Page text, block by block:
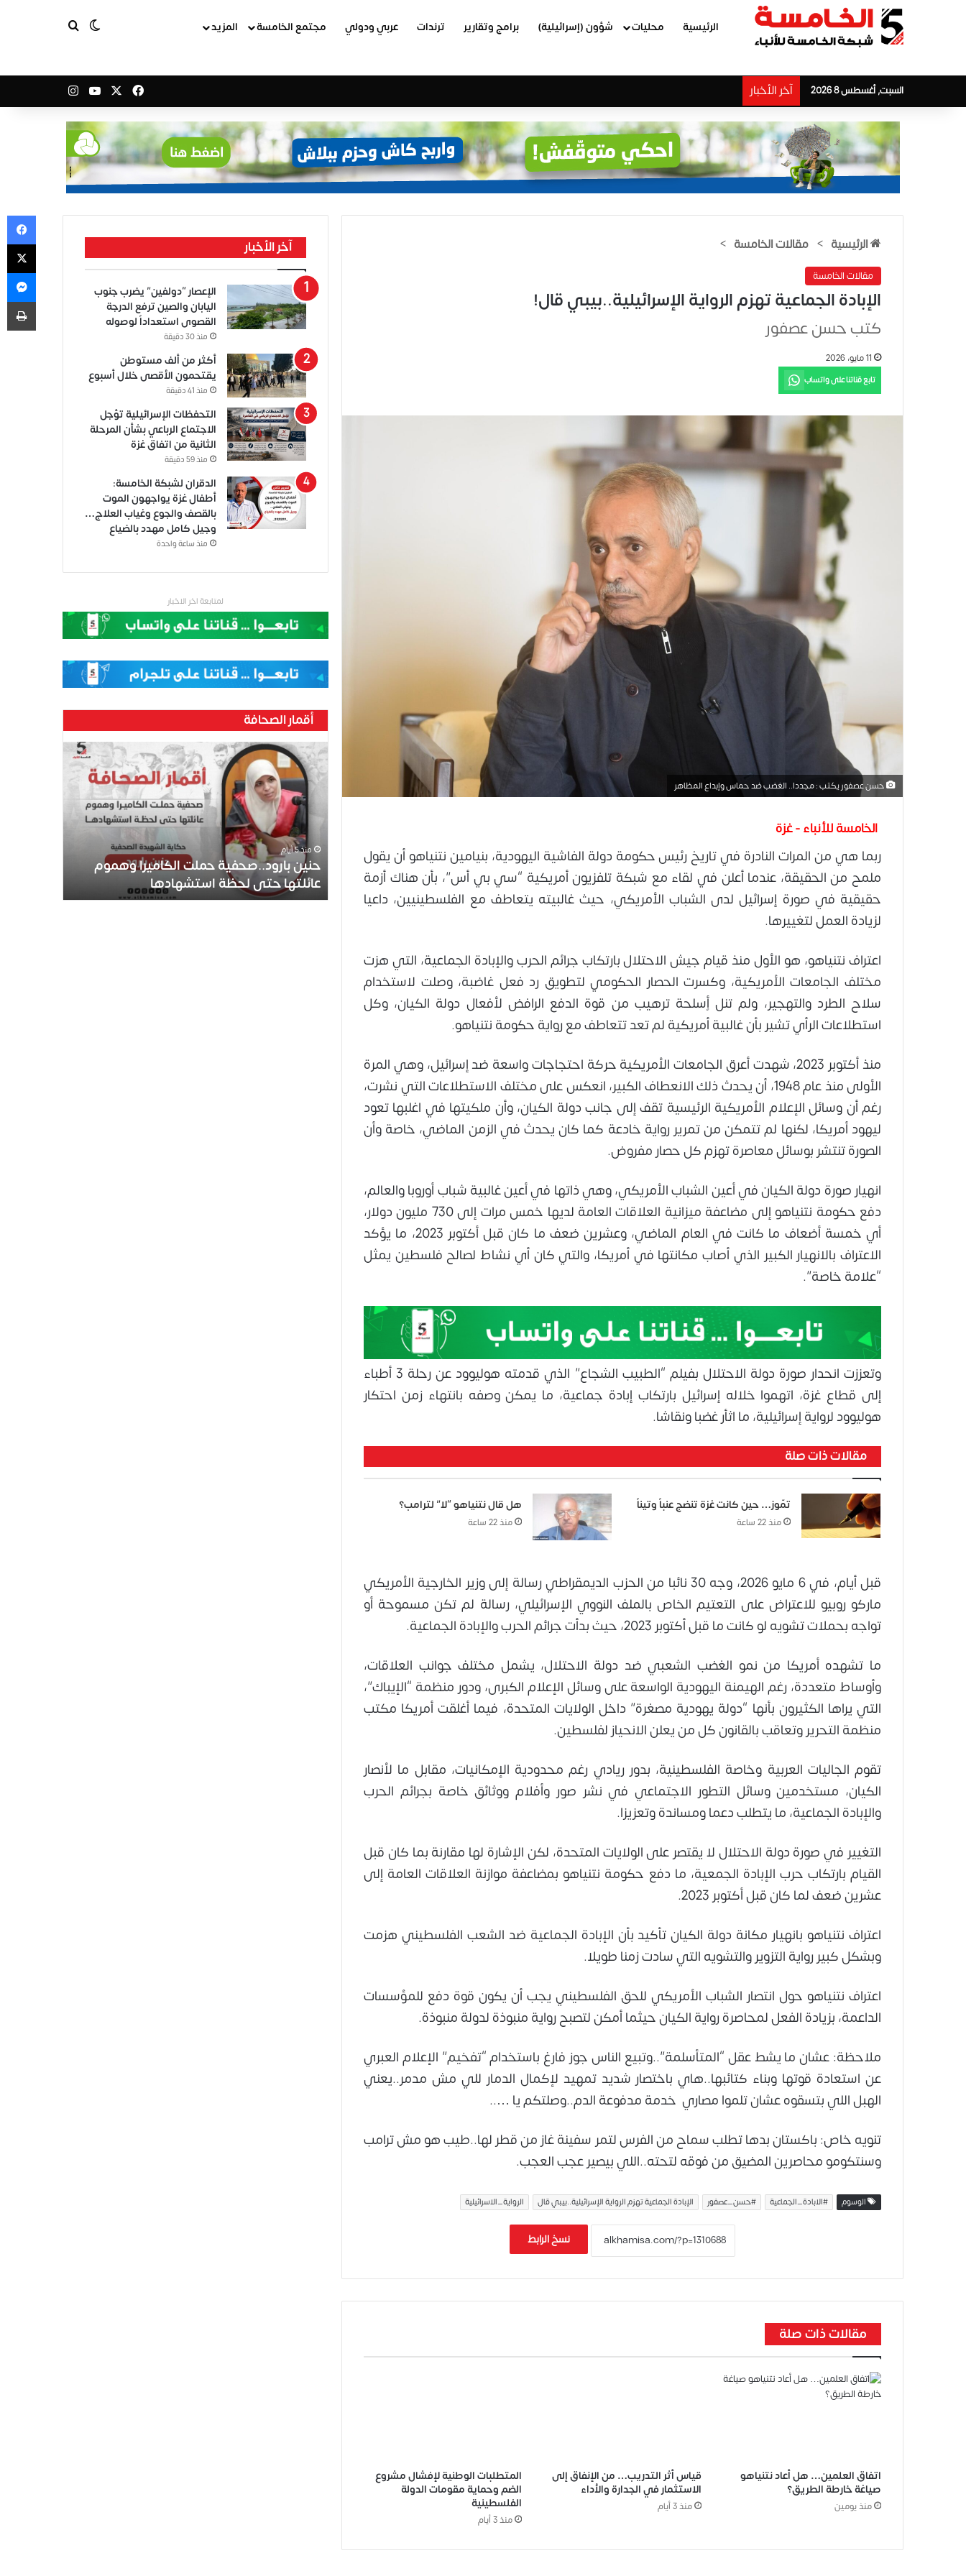
الرئيسية محليات شؤون (إسرائيلية) برامج وتقارير ترندات عربي ودولي مجتمع الخامسة المزيد الوضع المظلم
بحث عن
السبت, أغسطس 8 2026 آخر الأخبار فيسبوك‫YouTube
انستقرام
الرئيسية > مقالات الخامسة >
مقالات الخامسة
الإبادة الجماعية تهزم الرواية الإسرائيلية..بيبي قال!
كتب حسن عصفور
11 مايو، 2026
تابع قناتنا على واتساب
حسن عصفور يكتب : مجددا.. الغضب ضد حماس وإبداع المظاهر
الخامسة للأنباء - غزة
ربما هي من المرات النادرة في تاريخ رئيس حكومة دولة الفاشية اليهودية، بنيامين نتنياهو أن يقول
ملمح من الحقيقة، عندما أعلن في لقاء مع شبكة تلفزيون أمريكية “سي بي أس”، بأن هناك أزمة
حقيقية في صورة إسرائيل لدى الشباب الأمريكي، حيث غالبيته يتعاطف مع الفلسطينيين، داعيا
لزيادة العمل لتغييرها.
اعتراف نتنياهو، هو الأول منذ قيام جيش الاحتلال بارتكاب جرائم الحرب والإبادة الجماعية، التي هزت
مختلف الجامعات الأمريكية، وكسرت الحصار الحكومي لتطويق رد فعل غاضبة، وصلت لاستخدام
سلاح الطرد والتهجير، ولم تنل أٍسلحة ترهيب من قوة الدفع الرافض لأفعال دولة الكيان، وكل
استطلاعات الرأي تشير بأن غالبية أمريكية لم تعد تتعاطف مع رواية حكومة نتنياهو.
منذ أكتوبر 2023، شهدت أعرق الجامعات الأمريكية حركة احتجاجات واسعة ضد إسرائيل، وهي المرة
الأولى منذ عام 1948، أن يحدث ذلك الانعطاف الكبير، انعكس على مختلف الاستطلاعات التي نشرت،
رغم أن وسائل الإعلام الأمريكية الرئيسية تقف إلى جانب دولة الكيان، وأن ملكيتها في اغلبها تعود
ليهود أمريكا، لكنها لم تتمكن من تمرير رواية خادعة كما كان يحدث في الزمن الماضي، خاصة وأن
الصورة تنتشر بوسائل معاصرة تهزم كل حصار مفروض.
انهيار صورة دولة الكيان في أعين الشباب الأمريكي، وهي ذاتها في أعين غالبية شباب أوروبا والعالم،
دفع حكومة نتنياهو إلى مضاعفة ميزانية العلاقات العامة لديها خمس مرات إلى 730 مليون دولار،
أي خمسة أضعاف ما كانت في العام الماضي، وعشرين ضعف ما كان قبل أكتوبر 2023، ما يؤكد
الاعتراف بالانهيار الكبير الذي أصاب مكانتها في أمريكا، والتي كان أي نشاط لصالح فلسطين يمثل
“علامة خاصة”.
وتعززت انحدار صورة دولة الاحتلال بفيلم “الطبيب الشجاع” الذي قدمته هوليوود عن رحلة 3 أطباء
إلى قطاع غزة، اتهموا خلاله إسرائيل بارتكاب إبادة جماعية، ما يمكن وصفه بانتهاء زمن احتكار
هوليوود لرواية إسرائيلية، ما اثأر غضبا ونقاشا.
مقالات ذات صلة
تمّوز… حين كانت غزة تنضج عنباً وتيناً
منذ 22 ساعة
هل قال نتنياهو “لا” لترامب؟
منذ 22 ساعة
قبل أيام، في 6 مايو 2026، وجه 30 نائبا من الحزب الديمقراطي رسالة إلى وزير الخارجية الأمريكي
ماركو روبيو للاعتراض على التعتيم الخاص بالملف النووي الإسرائيلي، رسالة لم تكن مسموحة أو
تواجه بحملات تشويه لو كانت ما قبل أكتوبر 2023، حيث بدأت جرائم الحرب والإبادة الجماعية.
ما تشهده أمريكا من نمو الغضب الشعبي ضد دولة الاحتلال، يشمل مختلف جوانب العلاقات،
وأوساط متعددة، رغم الهيمنة اليهودية الواسعة على وسائل الإعلام الكبرى، ودور منظمة “الإيباك”،
التي يراها الكثيرون بأنها “دولة يهودية مصغرة” داخل الولايات المتحدة، فيما أغلقت أمريكا مكتب
منظمة التحرير وتعاقب بالقانون كل من يعلن الانحياز لفلسطين.
تقوم الجاليات العربية وخاصة الفلسطينية، بدور ريادي رغم محدودية الإمكانيات، مقابل ما لأنصار
الكيان، مستخدمين وسائل التطور الاجتماعي في نشر صور وأفلام ووثائق خاصة بجرائم الحرب
والإبادة الجماعية، ما يتطلب دعما ومساندة وتعزيزا.
التغيير في صورة دولة الاحتلال لا يقتصر على الولايات المتحدة، لكن الإشارة لها مقارنة بما كان قبل
القيام بارتكاب حرب الإبادة الجمعية، ما دفع حكومة نتنياهو بمضاعفة موازنة العلاقات العامة إلى
عشرين ضعف لما كان قبل أكتوبر 2023.
اعتراف نتنياهو بانهيار مكانة دولة الكيان تأكيد بأن الإبادة الجماعية ضد الشعب الفلسطيني هزمت
وبشكل كبير رواية التزوير والتشويه التي سادت زمنا طويلا.
اعتراف نتنياهو حول انتصار الشباب الأمريكي للحق الفلسطيني يجب أن يكون قوة دفع للمؤسسات
الداعمة، بزيادة الفعل لمحاصرة رواية الكيان حيثما أمكن لتصبح رواية منبوذة لدولة منبوذة.
ملاحظة: عشان ما يشط عقل “المتأسلمة”..وتبيع الناس جوز فارغ باستخدام “تفخيم” الإعلام العبري
عن استعادة قوتها وبناء كتائبها..هاي باختصار شديد تمهيد لإكمال الدمار للي مش مدمر..يعني
الهبل اللي بتسقوه عشان تلموا مصاري خدمة مدفوعة الدم..وصلتكم يا …..
تنويه خاص: باكستان بدها تطلب سماح من الفرس لتمر سفينة غاز من قطر لها..طيب هو مش ترامب
وسنتكومو محاصرين المضيق من فوقه لتحته..اللي بيصير عجب العجب.
الوسوم #الابادة_الجماعية #حسن_عصفور الإبادة الجماعية تهزم الرواية الإسرائيلية..بيبي قال الرواية_الاسرائيلية
نسخ الرابط
مقالات ذات صلة
اتفاق العلمين… هل أعاد نتنياهو
صياغة خارطة الطريق؟
منذ يومين
قياس أثر التدريب… من الإنفاق إلى
الاستثمار في الجدارة والأداء
منذ 3 أيام
المتطلبات الوطنية لإفشال مشروع
الضم وحماية مقومات الدولة
الفلسطينية
منذ 3 أيام
آخر الأخبار
الإعصار “دولفين” يضرب جنوب
اليابان والصين ترفع الدرجة
القصوى استعداداً لوصوله
منذ 30 دقيقة
أكثر من ألف مستوطن
يقتحمون الأقصى خلال أسبوع
منذ 41 دقيقة
التحفظات الإسرائيلية تؤجل
الاجتماع الرباعي بشأن المرحلة
الثانية من اتفاق غزة
منذ 59 دقيقة
الدقران لشبكة الخامسة:
أطفال غزة يواجهون الموت
بالقصف والجوع وغياب العلاج…
وجيل كامل مهدد بالضياع
منذ ساعة واحدة
لمتابعة اخر الاخبار
أقمار الصحافة
حنين
بارود..صحفية
حملت
الكاميرا
وهموم
عائلتها
لحظة
استشهادها
منذ 5 أيام
حنين بارود..صحفية حملت الكاميرا وهموم
عائلتها حتى لحظة استشهادها
‫X